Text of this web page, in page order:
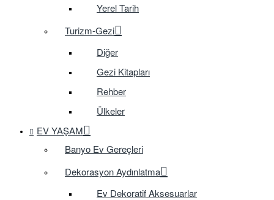
Yerel Tarih
Turizm-Gezi
Diğer
Gezi Kitapları
Rehber
Ülkeler
EV YAŞAM
Banyo Ev Gereçleri
Dekorasyon Aydınlatma
Ev Dekoratif Aksesuarlar